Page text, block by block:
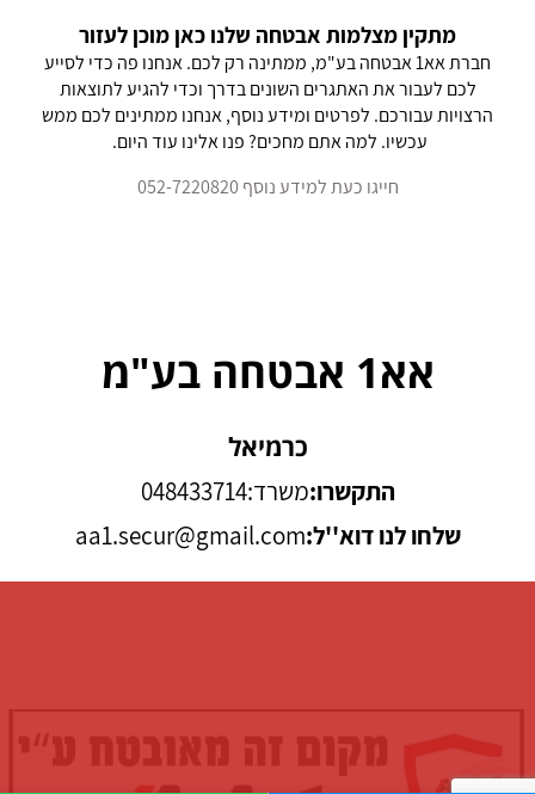
מתקין מצלמות אבטחהשלנו כאן מוכן לעזור
חברת אא1 אבטחה בע"מ, ממתינה רק לכם. אנחנו פה כדי לסייע
לכם לעבור את האתגרים השונים בדרך וכדי להגיע לתוצאות
הרצויות עבורכם. לפרטים ומידע נוסף, אנחנו ממתינים לכם ממש
עכשיו. למה אתם מחכים? פנו אלינו עוד היום.
חייגו כעת למידע נוסף 052-7220820
אא1 אבטחה בע"מ
כרמיאל
התקשרו:משרד:048433714
שלחו לנו דוא''ל:aa1.secur@gmail.com